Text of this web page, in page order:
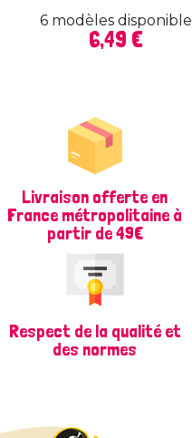
6 modèles disponible
Prix
6,49 €
Livraison offerte en
France métropolitaine à
partir de 49€
Respect de la qualité et
des normes